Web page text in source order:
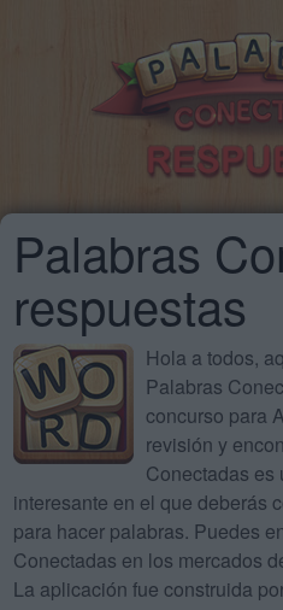
Palabras
respuestas
Hola a todos,
Palabras
concurso para
revisión y
Conectadas es
interesante en el que deberás
para hacer palabras. Puedes
Conectadas en los mercados
La aplicación fue construida